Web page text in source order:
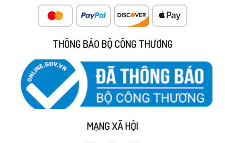
THÔNG BÁO BỘ CÔNG THƯƠNG
MẠNG XÃ HỘI